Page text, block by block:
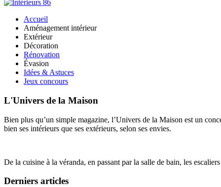
Accueil
Aménagement intérieur
Extérieur
Décoration
Rénovation
Évasion
Idées & Astuces
Jeux concours
L'Univers de la Maison
Bien plus qu’un simple magazine, l’Univers de la Maison est un
bien ses intérieurs que ses extérieurs, selon ses envies.
De la cuisine à la véranda, en passant par la salle de bain, les
Derniers articles